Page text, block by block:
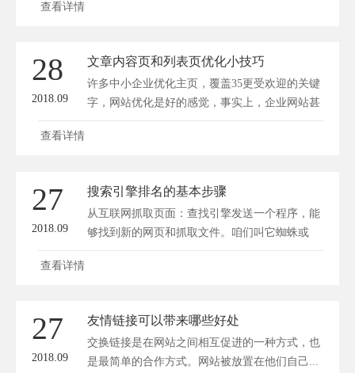
查看详情
28
2018.09
文章内容页和列表页优化小技巧
许多中小企业优化主页，覆盖35更受欢迎的关键
字，网站优化是好的感觉，事实上，企业网站甚
至可...
查看详情
27
2018.09
搜索引擎排名的基本步骤
从互联网抓取页面：查找引擎发送一个程序，能
够找到新的网页和抓取文件。咱们叫它蜘蛛或
机...
查看详情
27
2018.09
友情链接可以带来哪些好处
交换链接是在网站之间相互促进的一种方式，也
是最简单的合作方式。网站被放置在他们自己...